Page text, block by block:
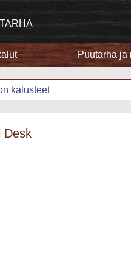
Puutarha ja
kalusteet
Desk